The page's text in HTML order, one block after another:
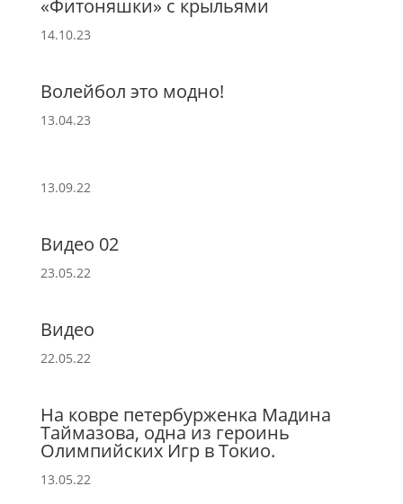
«Фитоняшки» с крыльями
14.10.23
Волейбол это модно!
13.04.23
13.09.22
Видео 02
23.05.22
Видео
22.05.22
На ковре петербурженка Мадина
Таймазова, одна из героинь
Олимпийских Игр в Токио.
13.05.22